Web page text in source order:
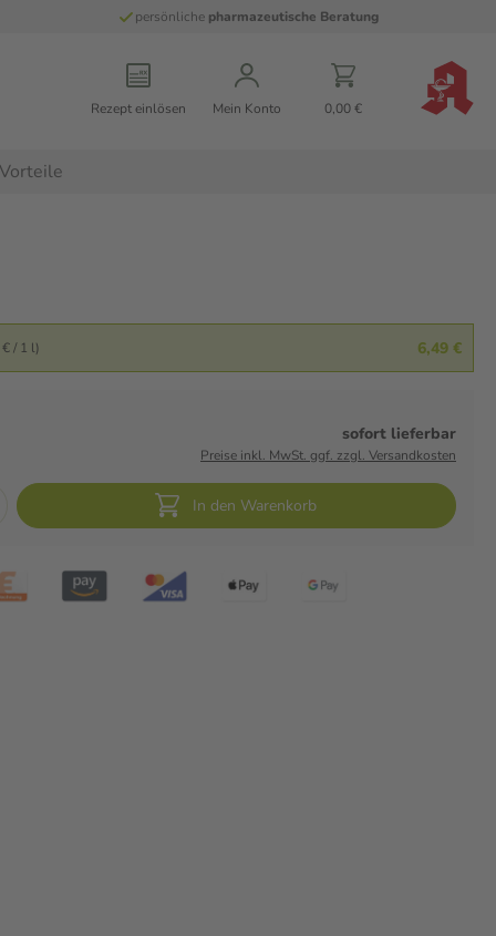
persönliche pharmazeutische Beratung
Rezept einlösen Mein Konto 0,00 €
Vorteile
/ 1 l) 6,49 €
sofort lieferbar
Preise inkl. MwSt. ggf. zzgl. Versandkosten
In den Warenkorb